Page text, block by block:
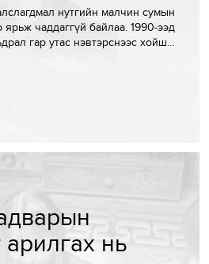
нутгийн малчин сумын
чаддаггүй байлаа. 1990-ээд
гар утас нэвтэрснээс хойш…
нь